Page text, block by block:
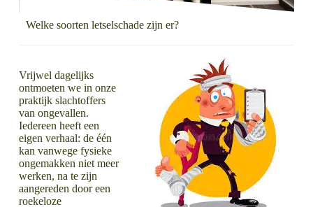
Welke soorten letselschade zijn er?
Vrijwel dagelijks
ontmoeten we in onze
praktijk slachtoffers
van ongevallen.
Iedereen heeft een
eigen verhaal: de één
kan vanwege fysieke
ongemakken niet meer
werken, na te zijn
aangereden door een
roekeloze